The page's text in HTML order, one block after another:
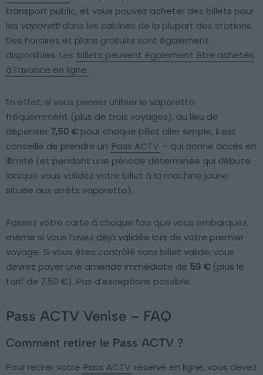
transport public, et vous pouvez acheter des billets pour
les vaporettidans les cabines de la plupart des stations.
Des horaires et plans gratuits sont également
disponibles. Les billets peuvent également être achetés
à l’avance en ligne.
En effet, si vous penser utiliser le vaporetto
fréquemment (plus de trois voyages), au lieu de
dépenser 7,50 € pour chaque billet aller simple, il est
conseillé de prendre un Pass ACTV – qui donne accès en
illimité (et pendant une période déterminée qui débute
lorsque vous validez votre billet à la machine jaune
située aux arrêts vaporetto).
Passez votre carte à chaque fois que vous embarquez,
même si vous l’avez déjà validée lors de votre premier
voyage. Si vous êtes contrôlé sans billet valide, vous
devrez payer une amende immédiate de 59 € (plus le
tarif de 7,50 €). Pas d’exceptions possible.
Pass ACTV Venise – FAQ
Comment retirer le Pass ACTV ?
Pour retirer votre Pass ACTV réservé en ligne, vous devez